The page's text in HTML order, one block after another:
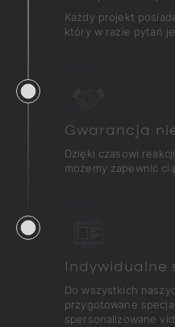
Każdy projekt
który w razie pytań
Gwarancja
Dzięki czasowi
możemy zapewnić
Indywidualne
Do wszystkich
przygotowane
spersonalizowane